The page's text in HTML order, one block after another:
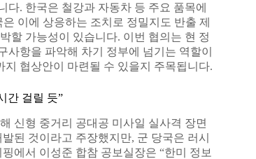
. 한국은 철강과 자동차 등 주요 품목에
이에 상응하는 조치로 정밀지도 반출 제
할 가능성이 있습니다. 이번 협의는 현 정
항을 파악해 차기 정부에 넘기는 역할이
협상안이 마련될 수 있을지 주목됩니다.
간 걸릴 듯”
신형 중거리 공대공 미사일 실사격 장면
된 것이라고 주장했지만, 군 당국은 러시
에서 이성준 합참 공보실장은 “한미 정보